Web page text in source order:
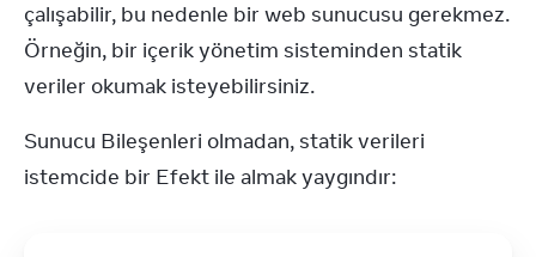
çalışabilir, bu nedenle bir web sunucusu gerekmez.
Örneğin, bir içerik yönetim sisteminden statik
veriler okumak isteyebilirsiniz.
Sunucu Bileşenleri olmadan, statik verileri
istemcide bir Efekt ile almak yaygındır: